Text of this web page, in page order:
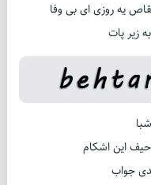
یه روزی ای بی وفا
پات
این اشکام
جواب